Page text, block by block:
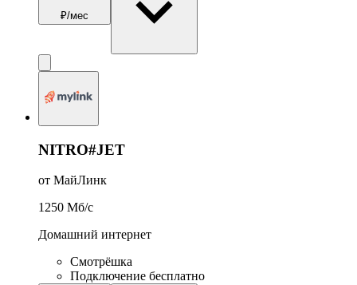
₽/мес
NITRO#JET
от МайЛинк
1250 Мб/c
Домашний интернет
Смотрёшка
Подключение бесплатно